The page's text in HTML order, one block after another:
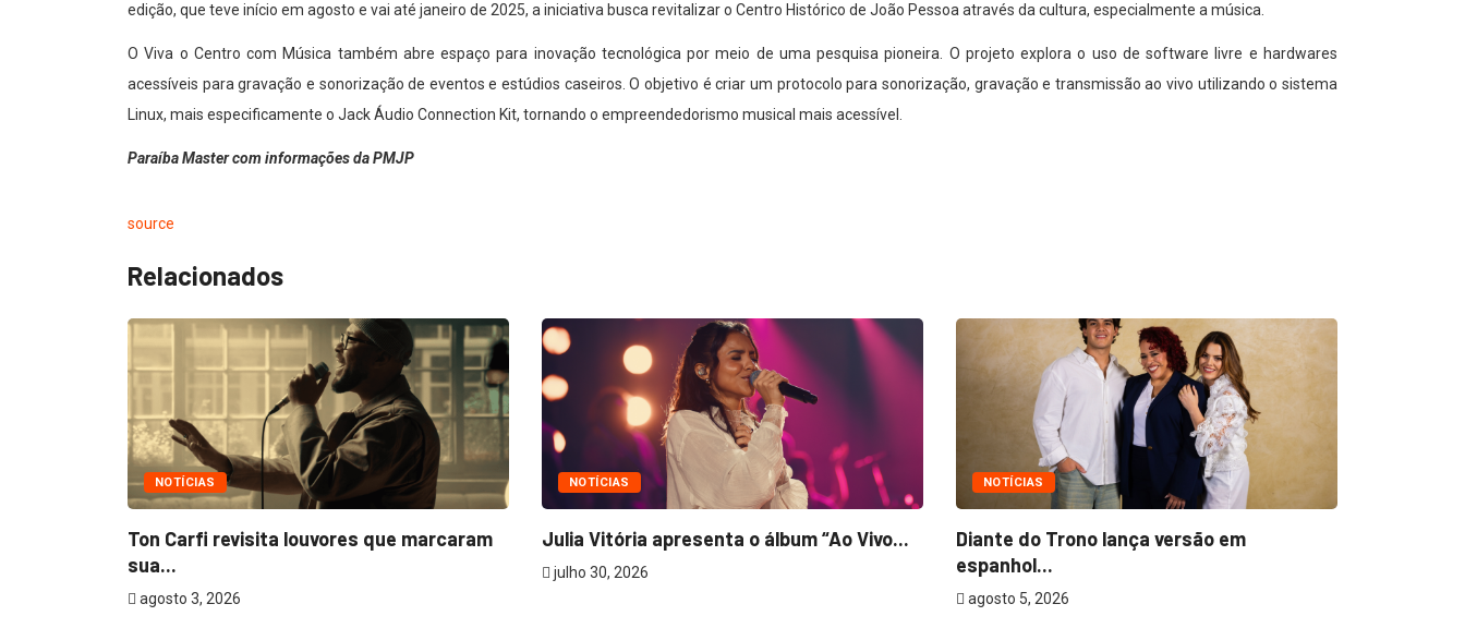
edição, que teve início em agosto e vai até janeiro de 2025, a iniciativa busca revitalizar o Centro Histórico de João Pessoa através da cultura, especialmente a música.
O Viva o Centro com Música também abre espaço para inovação tecnológica por meio de uma pesquisa pioneira. O projeto explora o uso de software livre e hardwares
acessíveis para gravação e sonorização de eventos e estúdios caseiros. O objetivo é criar um protocolo para sonorização, gravação e transmissão ao vivo utilizando o sistema
Linux, mais especificamente o Jack Áudio Connection Kit, tornando o empreendedorismo musical mais acessível.
Paraíba Master com informações da PMJP
source
Relacionados
NOTÍCIAS
Ton Carfi revisita louvores que marcaram
sua...
agosto 3, 2026
NOTÍCIAS
Julia Vitória apresenta o álbum “Ao Vivo...
julho 30, 2026
NOTÍCIAS
Diante do Trono lança versão em
espanhol...
agosto 5, 2026